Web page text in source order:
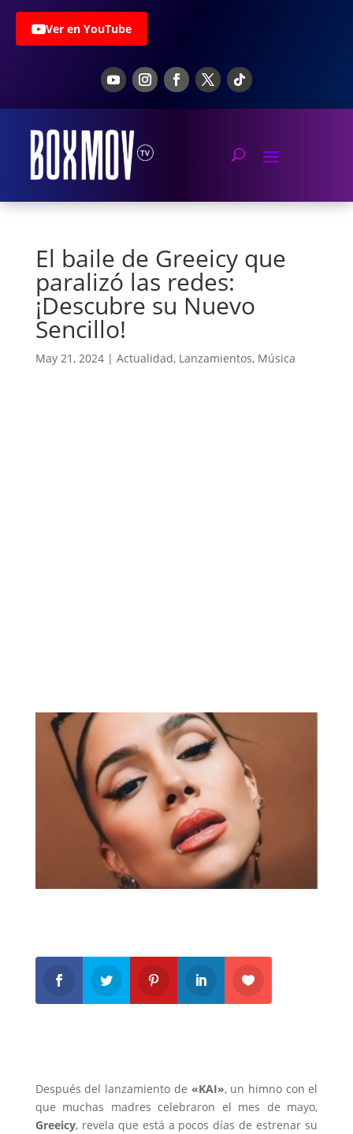
Ver en YouTube
El baile de Greeicy que
paralizó las redes:
¡Descubre su Nuevo
Sencillo!
May 21, 2024| Actualidad, Lanzamientos, Música
Después del lanzamiento de «KAI», un himno con el
que muchas madres celebraron el mes de mayo,
Greeicy, revela que está a pocos días de estrenar su